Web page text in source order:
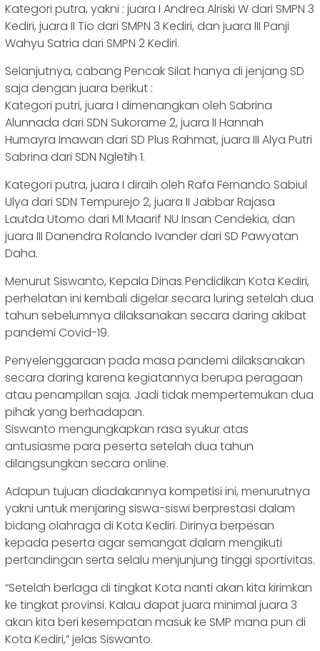
Kategori putra, yakni : juara I Andrea Alriski W dari SMPN 3
Kediri, juara II Tio dari SMPN 3 Kediri, dan juara III Panji
Wahyu Satria dari SMPN 2 Kediri.
Selanjutnya, cabang Pencak Silat hanya di jenjang SD
saja dengan juara berikut :
Kategori putri, juara I dimenangkan oleh Sabrina
Alunnada dari SDN Sukorame 2, juara II Hannah
Humayra Imawan dari SD Plus Rahmat, juara III Alya Putri
Sabrina dari SDN Ngletih 1.
Kategori putra, juara I diraih oleh Rafa Fernando Sabiul
Ulya dari SDN Tempurejo 2, juara II Jabbar Rajasa
Lautda Utomo dari MI Maarif NU Insan Cendekia, dan
juara III Danendra Rolando Ivander dari SD Pawyatan
Daha.
Menurut Siswanto, Kepala Dinas Pendidikan Kota Kediri,
perhelatan ini kembali digelar secara luring setelah dua
tahun sebelumnya dilaksanakan secara daring akibat
pandemi Covid-19.
Penyelenggaraan pada masa pandemi dilaksanakan
secara daring karena kegiatannya berupa peragaan
atau penampilan saja. Jadi tidak mempertemukan dua
pihak yang berhadapan.
Siswanto mengungkapkan rasa syukur atas
antusiasme para peserta setelah dua tahun
dilangsungkan secara online.
Adapun tujuan diadakannya kompetisi ini, menurutnya
yakni untuk menjaring siswa-siswi berprestasi dalam
bidang olahraga di Kota Kediri. Dirinya berpesan
kepada peserta agar semangat dalam mengikuti
pertandingan serta selalu menjunjung tinggi sportivitas.
“Setelah berlaga di tingkat Kota nanti akan kita kirimkan
ke tingkat provinsi. Kalau dapat juara minimal juara 3
akan kita beri kesempatan masuk ke SMP mana pun di
Kota Kediri,” jelas Siswanto.